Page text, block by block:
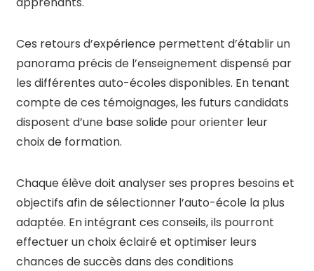
Ces retours d’expérience permettent d’établir un
panorama précis de l’enseignement dispensé par
les différentes auto-écoles disponibles. En tenant
compte de ces témoignages, les futurs candidats
disposent d’une base solide pour orienter leur
choix de formation.
Chaque élève doit analyser ses propres besoins et
objectifs afin de sélectionner l’auto-école la plus
adaptée. En intégrant ces conseils, ils pourront
effectuer un choix éclairé et optimiser leurs
chances de succès dans des conditions